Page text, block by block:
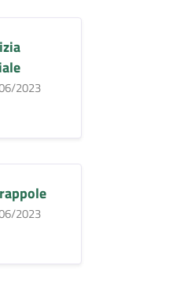
2023
2023